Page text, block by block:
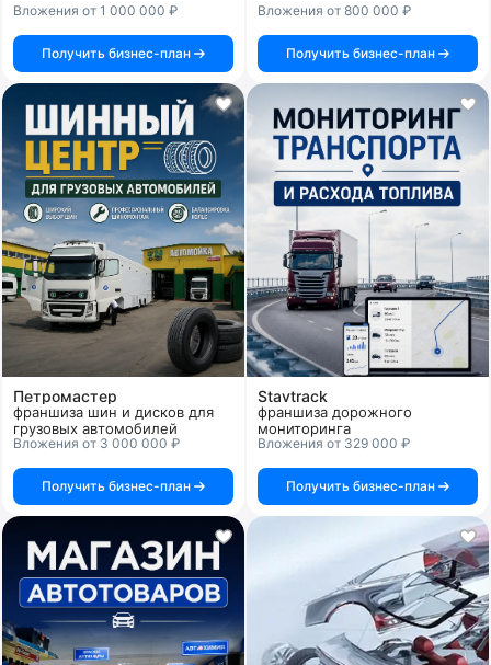
Вложения от 1 000 000 ₽
Получить бизнес-план
Вложения от 800 000 ₽
Получить бизнес-план
Петромастер
франшиза шин и дисков для
грузовых автомобилей
Вложения от 3 000 000 ₽
Получить бизнес-план
Stavtrack
франшиза дорожного
мониторинга
Вложения от 329 000 ₽
Получить бизнес-план